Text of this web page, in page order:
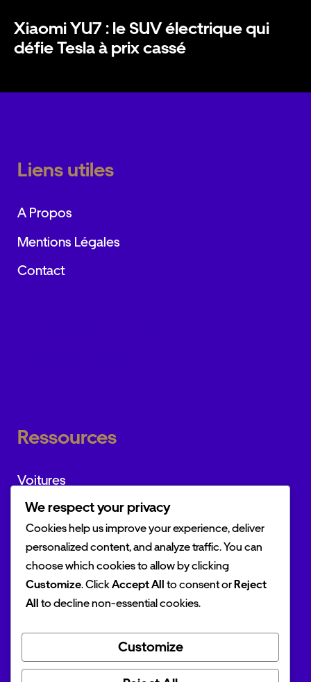
Xiaomi YU7 : le SUV électrique qui
défie Tesla à prix cassé
Liens utiles
A Propos
Mentions Légales
Contact
Ressources
Voitures
Marques
Outils
Simulateur TVS
We respect your privacy
Cookies help us improve your experience, deliver
personalized content, and analyze traffic. You can
choose which cookies to allow by clicking
Customize. ClickAccept All to consent orReject
All to decline non-essential cookies.
Customize